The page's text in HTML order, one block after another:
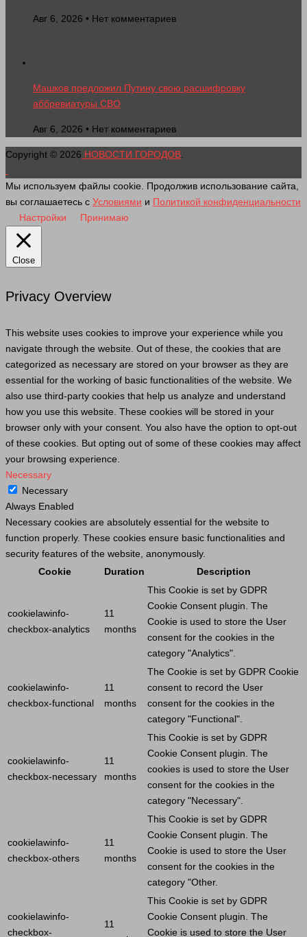
Авг 6, 2026 • Нет комментариев
Машков предложил Путину свою расшифровку
аббревиатуры СВО
Авг 6, 2026 • Нет комментариев
Copyright © 2026 НОВОСТИ ГОРОДОВ.
Мы используем файлы cookie. Продолжив использование сайта,
вы соглашаетесь с Условиями и Политикой конфиденциальности
Настройки
Принимаю
Close
Privacy Overview
This website uses cookies to improve your experience while you
navigate through the website. Out of these, the cookies that are
categorized as necessary are stored on your browser as they are
essential for the working of basic functionalities of the website. We
also use third-party cookies that help us analyze and understand
how you use this website. These cookies will be stored in your
browser only with your consent. You also have the option to opt-out
of these cookies. But opting out of some of these cookies may affect
your browsing experience.
Necessary
Necessary
Always Enabled
Necessary cookies are absolutely essential for the website to
function properly. These cookies ensure basic functionalities and
security features of the website, anonymously.
Cookie
Duration Description
cookielawinfo-
checkbox-analytics
11
months
This Cookie is set by GDPR
Cookie Consent plugin. The
Cookie is used to store the User
consent for the cookies in the
category "Analytics".
cookielawinfo-
checkbox-functional
11
months
The Cookie is set by GDPR Cookie
consent to record the User
consent for the cookies in the
category "Functional".
cookielawinfo-
checkbox-necessary
11
months
This Cookie is set by GDPR
Cookie Consent plugin. The
cookies is used to store the User
consent for the cookies in the
category "Necessary".
cookielawinfo-
checkbox-others
11
months
This Cookie is set by GDPR
Cookie Consent plugin. The
Cookie is used to store the User
consent for the cookies in the
category "Other.
cookielawinfo-
checkbox-
11
This Cookie is set by GDPR
Cookie Consent plugin. The
Cookie is used to store the User